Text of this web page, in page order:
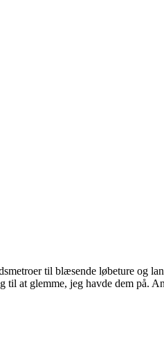
til blæsende løbeture
til at glemme, jeg havde dem på.